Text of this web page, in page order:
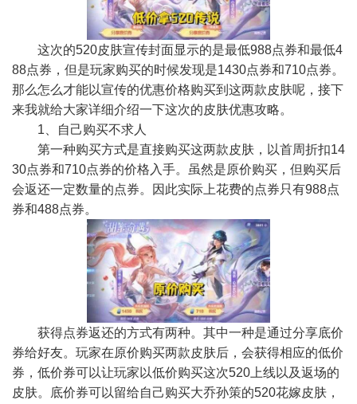
这次的520皮肤宣传封面显示的是最低988点券和最低4
88点券，但是玩家购买的时候发现是1430点券和710点券。
那么怎么才能以宣传的优惠价格购买到这两款皮肤呢，接下
来我就给大家详细介绍一下这次的皮肤优惠攻略。
1、自己购买不求人
第一种购买方式是直接购买这两款皮肤，以首周折扣14
30点券和710点券的价格入手。虽然是原价购买，但购买后
会返还一定数量的点券。因此实际上花费的点券只有988点
券和488点券。
获得点券返还的方式有两种。其中一种是通过分享底价
券给好友。玩家在原价购买两款皮肤后，会获得相应的低价
券，低价券可以让玩家以低价购买这次520上线以及返场的
皮肤。底价券可以留给自己购买大乔孙策的520花嫁皮肤，